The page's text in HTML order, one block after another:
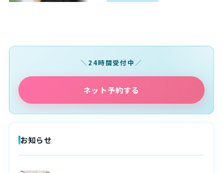
24時間受付中
ネット予約する
お知らせ